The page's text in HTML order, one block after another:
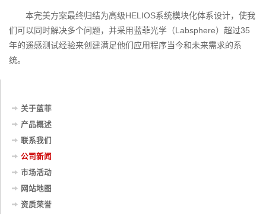
本完美方案最终归结为高级HELIOS系统模块化体系设计，使我
们可以同时解决多个问题，并采用蓝菲光学（Labsphere）超过35
年的遥感测试经验来创建满足他们应用程序当今和未来需求的系
统。
关于蓝菲
产品概述
联系我们
公司新闻
市场活动
网站地图
资质荣誉